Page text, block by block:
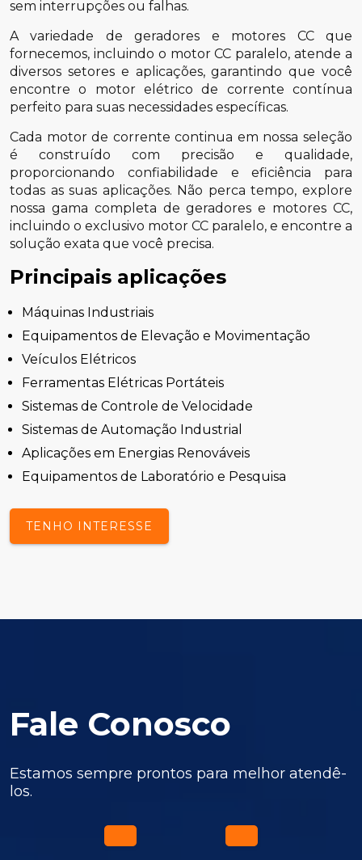
sem interrupções ou falhas.
A variedade de geradores e motores CC que
fornecemos, incluindo o motor CC paralelo, atende a
diversos setores e aplicações, garantindo que você
encontre o motor elétrico de corrente contínua
perfeito para suas necessidades específicas.
Cada motor de corrente continua em nossa seleção
é construído com precisão e qualidade,
proporcionando confiabilidade e eficiência para
todas as suas aplicações. Não perca tempo, explore
nossa gama completa de geradores e motores CC,
incluindo o exclusivo motor CC paralelo, e encontre a
solução exata que você precisa.
Principais aplicações
Máquinas Industriais
Equipamentos de Elevação e Movimentação
Veículos Elétricos
Ferramentas Elétricas Portáteis
Sistemas de Controle de Velocidade
Sistemas de Automação Industrial
Aplicações em Energias Renováveis
Equipamentos de Laboratório e Pesquisa
TENHO INTERESSE
Fale Conosco
Estamos sempre prontos para melhor atendê-
los.